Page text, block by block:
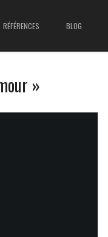
RÉFÉRENCES BLOG
»